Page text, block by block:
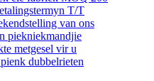
T/T
van ons
piekniekmandjie
metgesel vir u
dubbelrieten